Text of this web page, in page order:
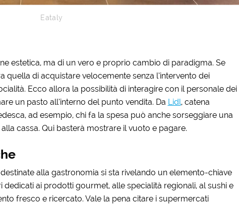
Eataly
estetica, ma di un vero e proprio cambio di paradigma. Se
quella di acquistare velocemente senza l’intervento dei
Ecco allora la possibilità di interagire con il personale dei
un pasto all’interno del punto vendita. Da Lidl, catena
ad esempio, chi fa la spesa può anche sorseggiare una
cassa. Qui basterà mostrare il vuoto e pagare.
alla gastronomia si sta rivelando un elemento-chiave
ai prodotti gourmet, alle specialità regionali, al sushi e
fresco e ricercato. Vale la pena citare i supermercati